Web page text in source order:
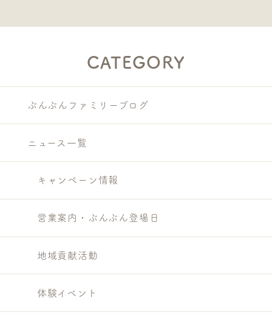
CATEGORY
ぶんぶんファミリーブログ
ニュース一覧
キャンペーン情報
営業案内・ぶんぶん登場日
地域貢献活動
体験イベント